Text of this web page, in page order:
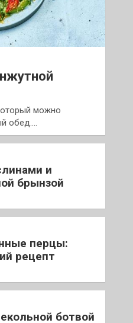
можно
обед.…
и
брынзой
перцы:
рецепт
ботвой